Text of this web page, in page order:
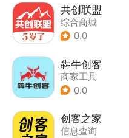
共创联盟
综合商城
0.0
犇牛创客
商家工具
0.0
创客之家
信息查询